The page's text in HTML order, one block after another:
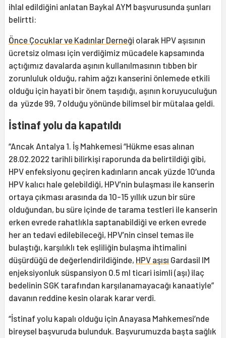
ihlal edildiğini anlatan Baykal AYM başvurusunda şunları
belirtti:
Önce Çocuklar ve Kadınlar Derneği olarak HPV aşısının
ücretsiz olması için verdiğimiz mücadele kapsamında
açtığımız davalarda aşının kullanılmasının tıbben bir
zorunluluk olduğu, rahim ağzı kanserini önlemede etkili
olduğu için hayati bir önem taşıdığı, aşının koruyuculuğun
da yüzde 99, 7 olduğu yönünde bilimsel bir mütalaa geldi.
İstinaf yolu da kapatıldı
“Ancak Antalya 1. İş Mahkemesi “Hükme esas alınan
28.02.2022 tarihli bilirkişi raporunda da belirtildiği gibi,
HPV enfeksiyonu geçiren kadınların ancak yüzde 10‘unda
HPV kalıcı hale gelebildiği, HPV’nin bulaşması ile kanserin
ortaya çıkması arasında da 10-15 yıllık uzun bir süre
olduğundan, bu süre içinde de tarama testleri ile kanserin
erken evrede rahatlıkla saptanabildiği ve erken evrede
her an tedavi edilebileceği, HPV’nin cinsel temas ile
bulaştığı, karşılıklı tek eşliliğin bulaşma ihtimalini
düşürdüğü de değerlendirildiğinde, HPV aşısı Gardasil IM
enjeksiyonluk süspansiyon 0.5 ml ticari isimli (aşı) ilaç
bedelinin SGK tarafından karşılanamayacağı kanaatiyle”
davanın reddine kesin olarak karar verdi.
“İstinaf yolu kapalı olduğu için Anayasa Mahkemesi’nde
bireysel başvuruda bulunduk. Başvurumuzda başta sağlık